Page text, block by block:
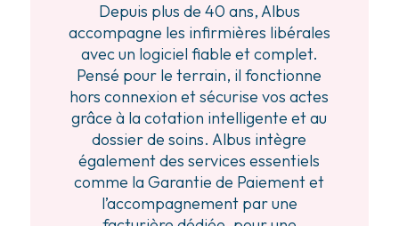
Depuis plus de 40 ans, Albus
accompagne les infirmières libérales
avec un logiciel fiable et complet.
Pensé pour le terrain, il fonctionne
hors connexion et sécurise vos actes
grâce à la cotation intelligente et au
dossier de soins. Albus intègre
également des services essentiels
comme la Garantie de Paiement et
l’accompagnement par une